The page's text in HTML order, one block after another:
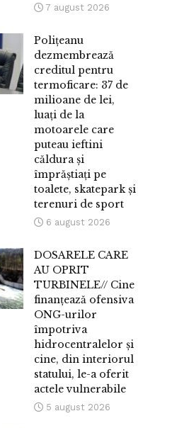
7 august 2026
Polițeanu
dezmembrează
creditul pentru
termoficare: 37 de
milioane de lei,
luați de la
motoarele care
puteau ieftini
căldura și
împrăștiați pe
toalete, skatepark și
terenuri de sport
6 august 2026
DOSARELE CARE
AU OPRIT
TURBINELE// Cine
finanțează ofensiva
ONG-urilor
împotriva
hidrocentralelor și
cine, din interiorul
statului, le-a oferit
actele vulnerabile
5 august 2026